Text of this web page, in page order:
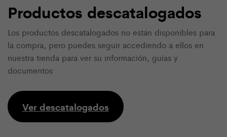
Productos descatalogados
Los productos descatalogados no están disponibles para
la compra, pero puedes seguir accediendo a ellos en
nuestra tienda para ver su información, guías y
documentos
Ver descatalogados